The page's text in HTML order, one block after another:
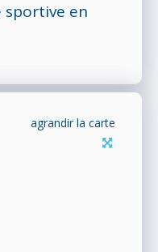
sportive en
agrandir la carte